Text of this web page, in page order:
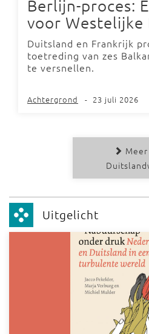
Berlijn-proces:
voor Westelijke
Duitsland en Frankrijk
toetreding van zes
te versnellen.
Achtergrond - 23 juli 2026
Uitgelicht